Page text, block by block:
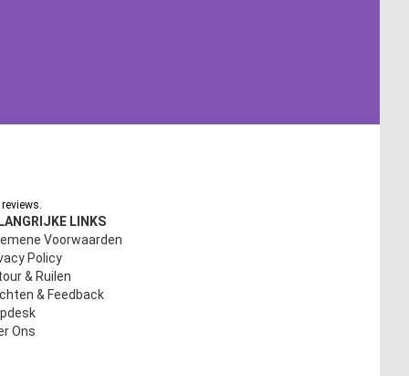
LINKS
Voorwaarden
Policy
& Ruilen
& Feedback
Ons